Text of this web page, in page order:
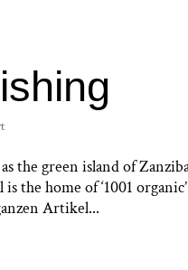
the green island of
the home of ‘1001
Artikel...